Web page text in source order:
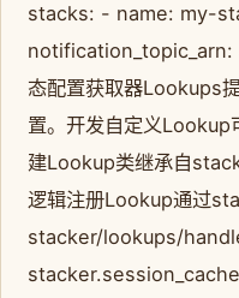
stacks: - name: my-
态配置获取器Lookups
置。开发自定义Lookup
建Lookup类继承自
逻辑注册Lookup通过
stacker/lookups/